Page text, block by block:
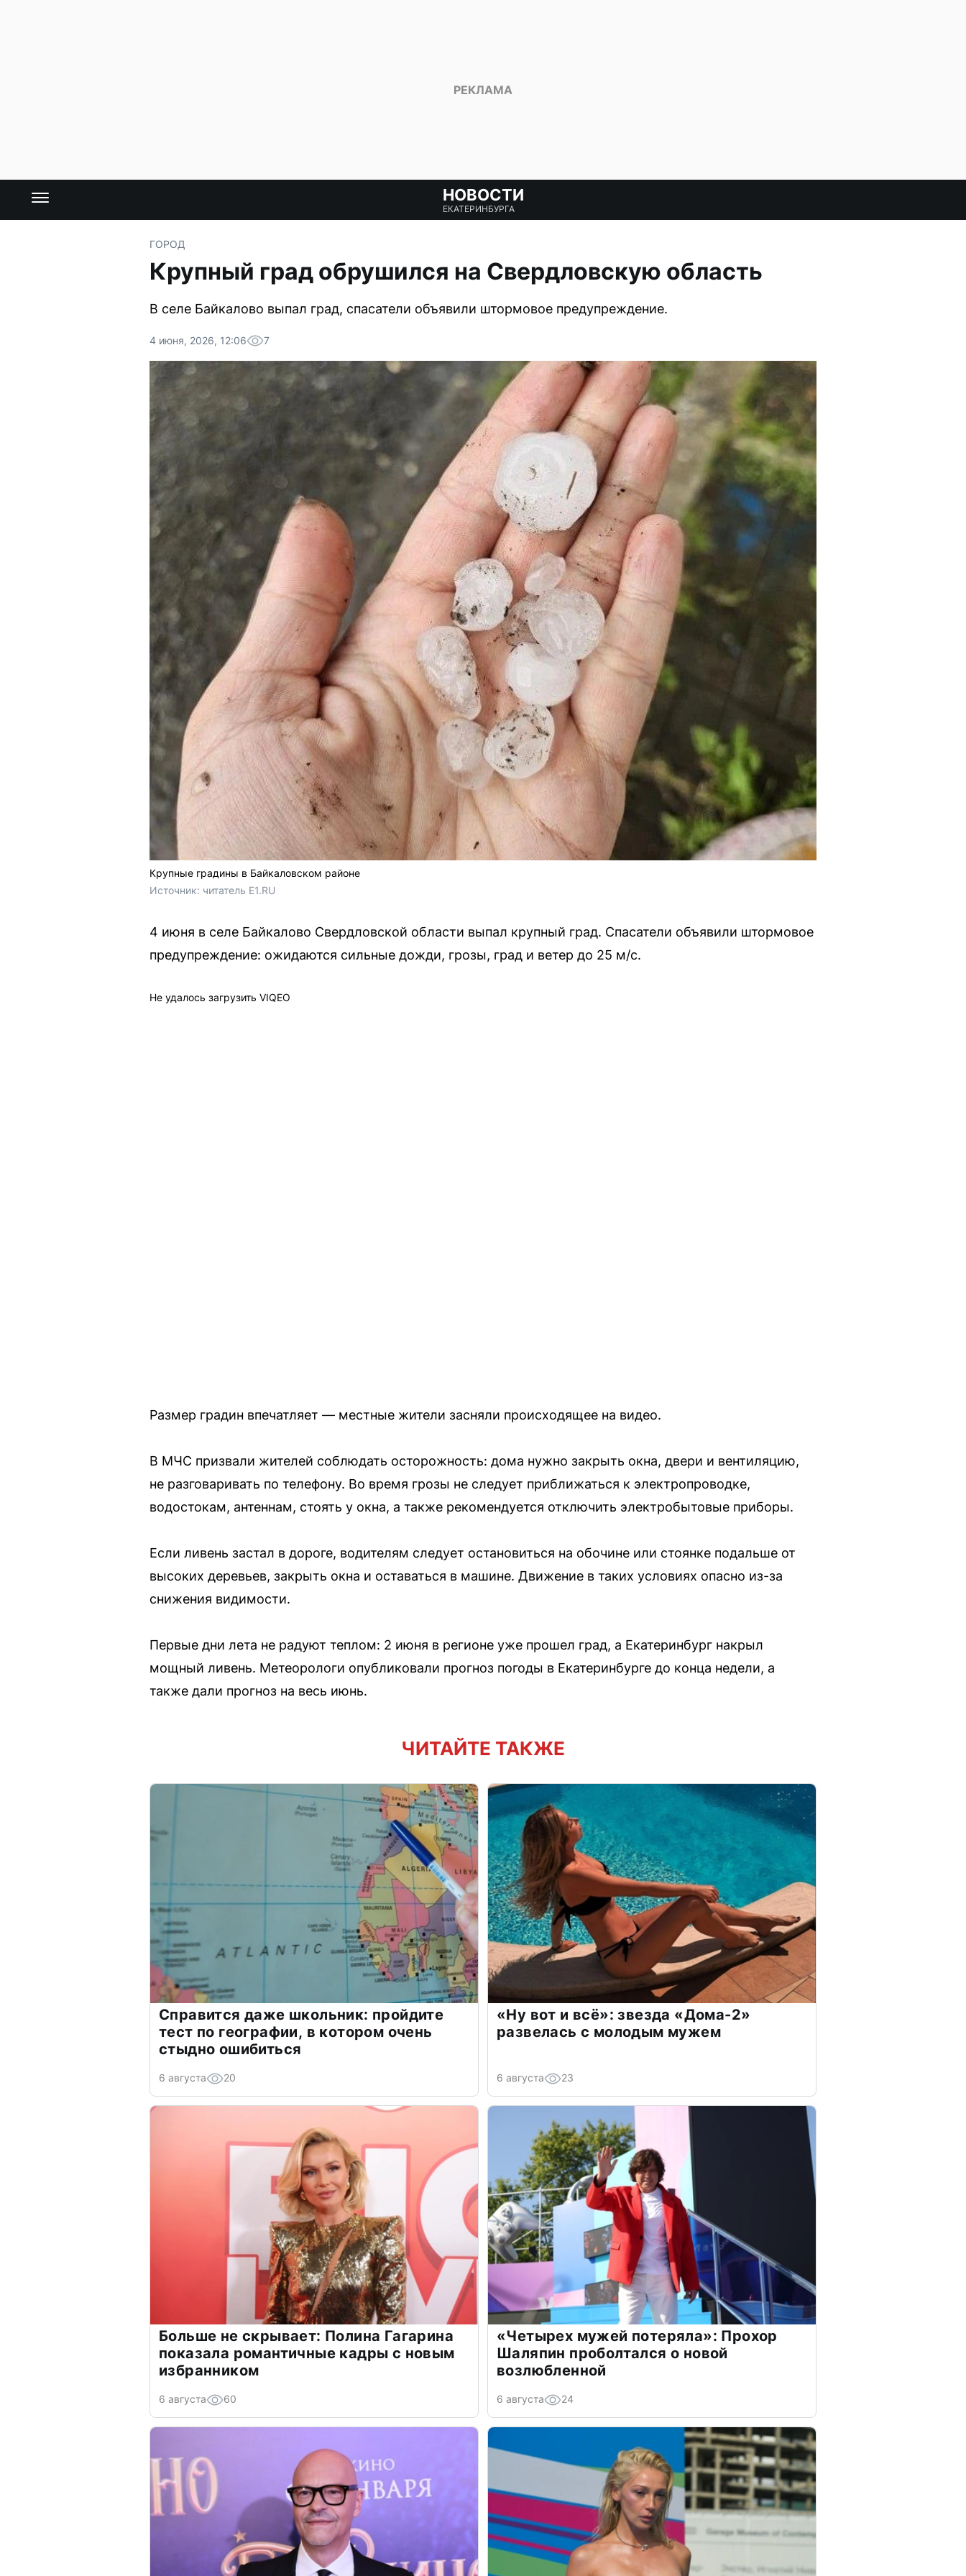
НОВОСТИ
ЕКАТЕРИНБУРГА
ГОРОД
Крупный град обрушился на Свердловскую область
В селе Байкалово выпал град, спасатели объявили штормовое предупреждение.
4 июня, 2026, 12:06 7
Крупные градины в Байкаловском районе
Источник: читатель E1.RU
4 июня в селе Байкалово Свердловской области выпал крупный град. Спасатели объявили штормовое
предупреждение: ожидаются сильные дожди, грозы, град и ветер до 25 м/с.
Не удалось загрузить VIQEO
Размер градин впечатляет — местные жители засняли происходящее на видео.
В МЧС призвали жителей соблюдать осторожность: дома нужно закрыть окна, двери и вентиляцию,
не разговаривать по телефону. Во время грозы не следует приближаться к электропроводке,
водостокам, антеннам, стоять у окна, а также рекомендуется отключить электробытовые приборы.
Если ливень застал в дороге, водителям следует остановиться на обочине или стоянке подальше от
высоких деревьев, закрыть окна и оставаться в машине. Движение в таких условиях опасно из-за
снижения видимости.
Первые дни лета не радуют теплом: 2 июня в регионе уже прошел град, а Екатеринбург накрыл
мощный ливень. Метеорологи опубликовали прогноз погоды в Екатеринбурге до конца недели, а
также дали прогноз на весь июнь.
ЧИТАЙТЕ ТАКЖЕ
Справится даже школьник: пройдите
тест по географии, в котором очень
стыдно ошибиться
6 августа 20
«Ну вот и всё»: звезда «Дома-2»
развелась с молодым мужем
6 августа 23
Больше не скрывает: Полина Гагарина
показала романтичные кадры с новым
избранником
6 августа 60
«Четырех мужей потеряла»: Прохор
Шаляпин проболтался о новой
возлюбленной
6 августа 24